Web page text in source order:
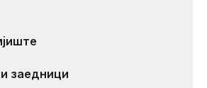
заедници